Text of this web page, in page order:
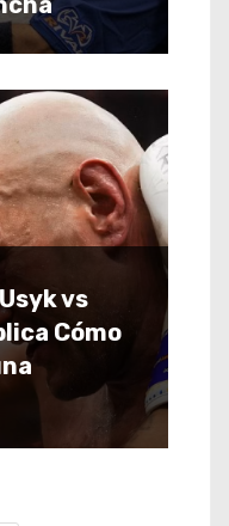
vs
Cómo